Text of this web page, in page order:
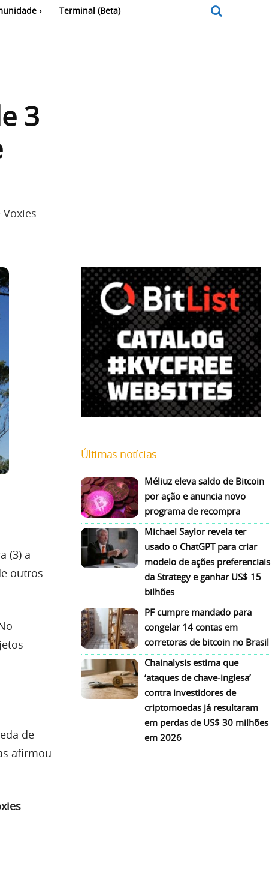
Terminal (Beta)
3
Voxies
(3) a
outros
de
afirmou
Últimas notícias
Méliuz eleva saldo de Bitcoin
por ação e anuncia novo
programa de recompra
Michael Saylor revela ter
usado o ChatGPT para criar
modelo de ações preferenciais
da Strategy e ganhar US$ 15
bilhões
PF cumpre mandado para
congelar 14 contas em
corretoras de bitcoin no Brasil
Chainalysis estima que
‘ataques de chave-inglesa’
contra investidores de
criptomoedas já resultaram
em perdas de US$ 30 milhões
em 2026